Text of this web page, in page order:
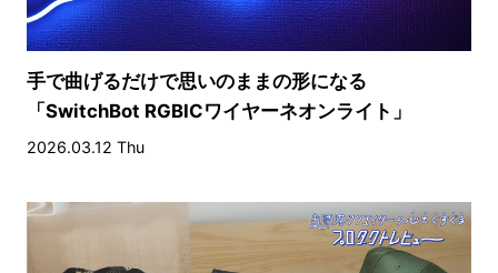
手で曲げるだけで思いのままの形になる
「SwitchBot RGBICワイヤーネオンライト」
2026.03.12 Thu